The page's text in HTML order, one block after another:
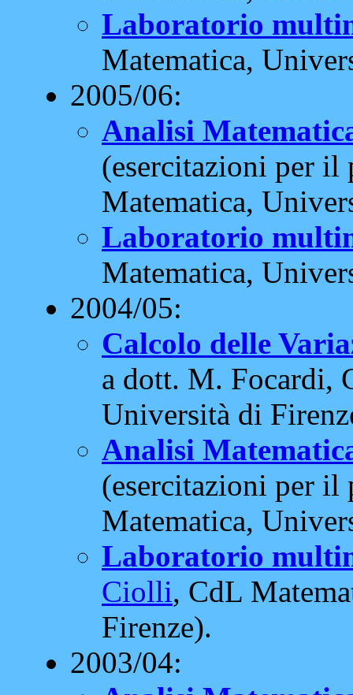
Laboratorio
Matematica,
2005/06:
Analisi
(esercitazioni per
Matematica,
Laboratorio
Matematica,
2004/05:
Calcolo delle
a dott. M. Focardi,
Università di
Analisi
(esercitazioni per
Matematica,
Laboratorio
Ciolli, CdL
Firenze).
2003/04: